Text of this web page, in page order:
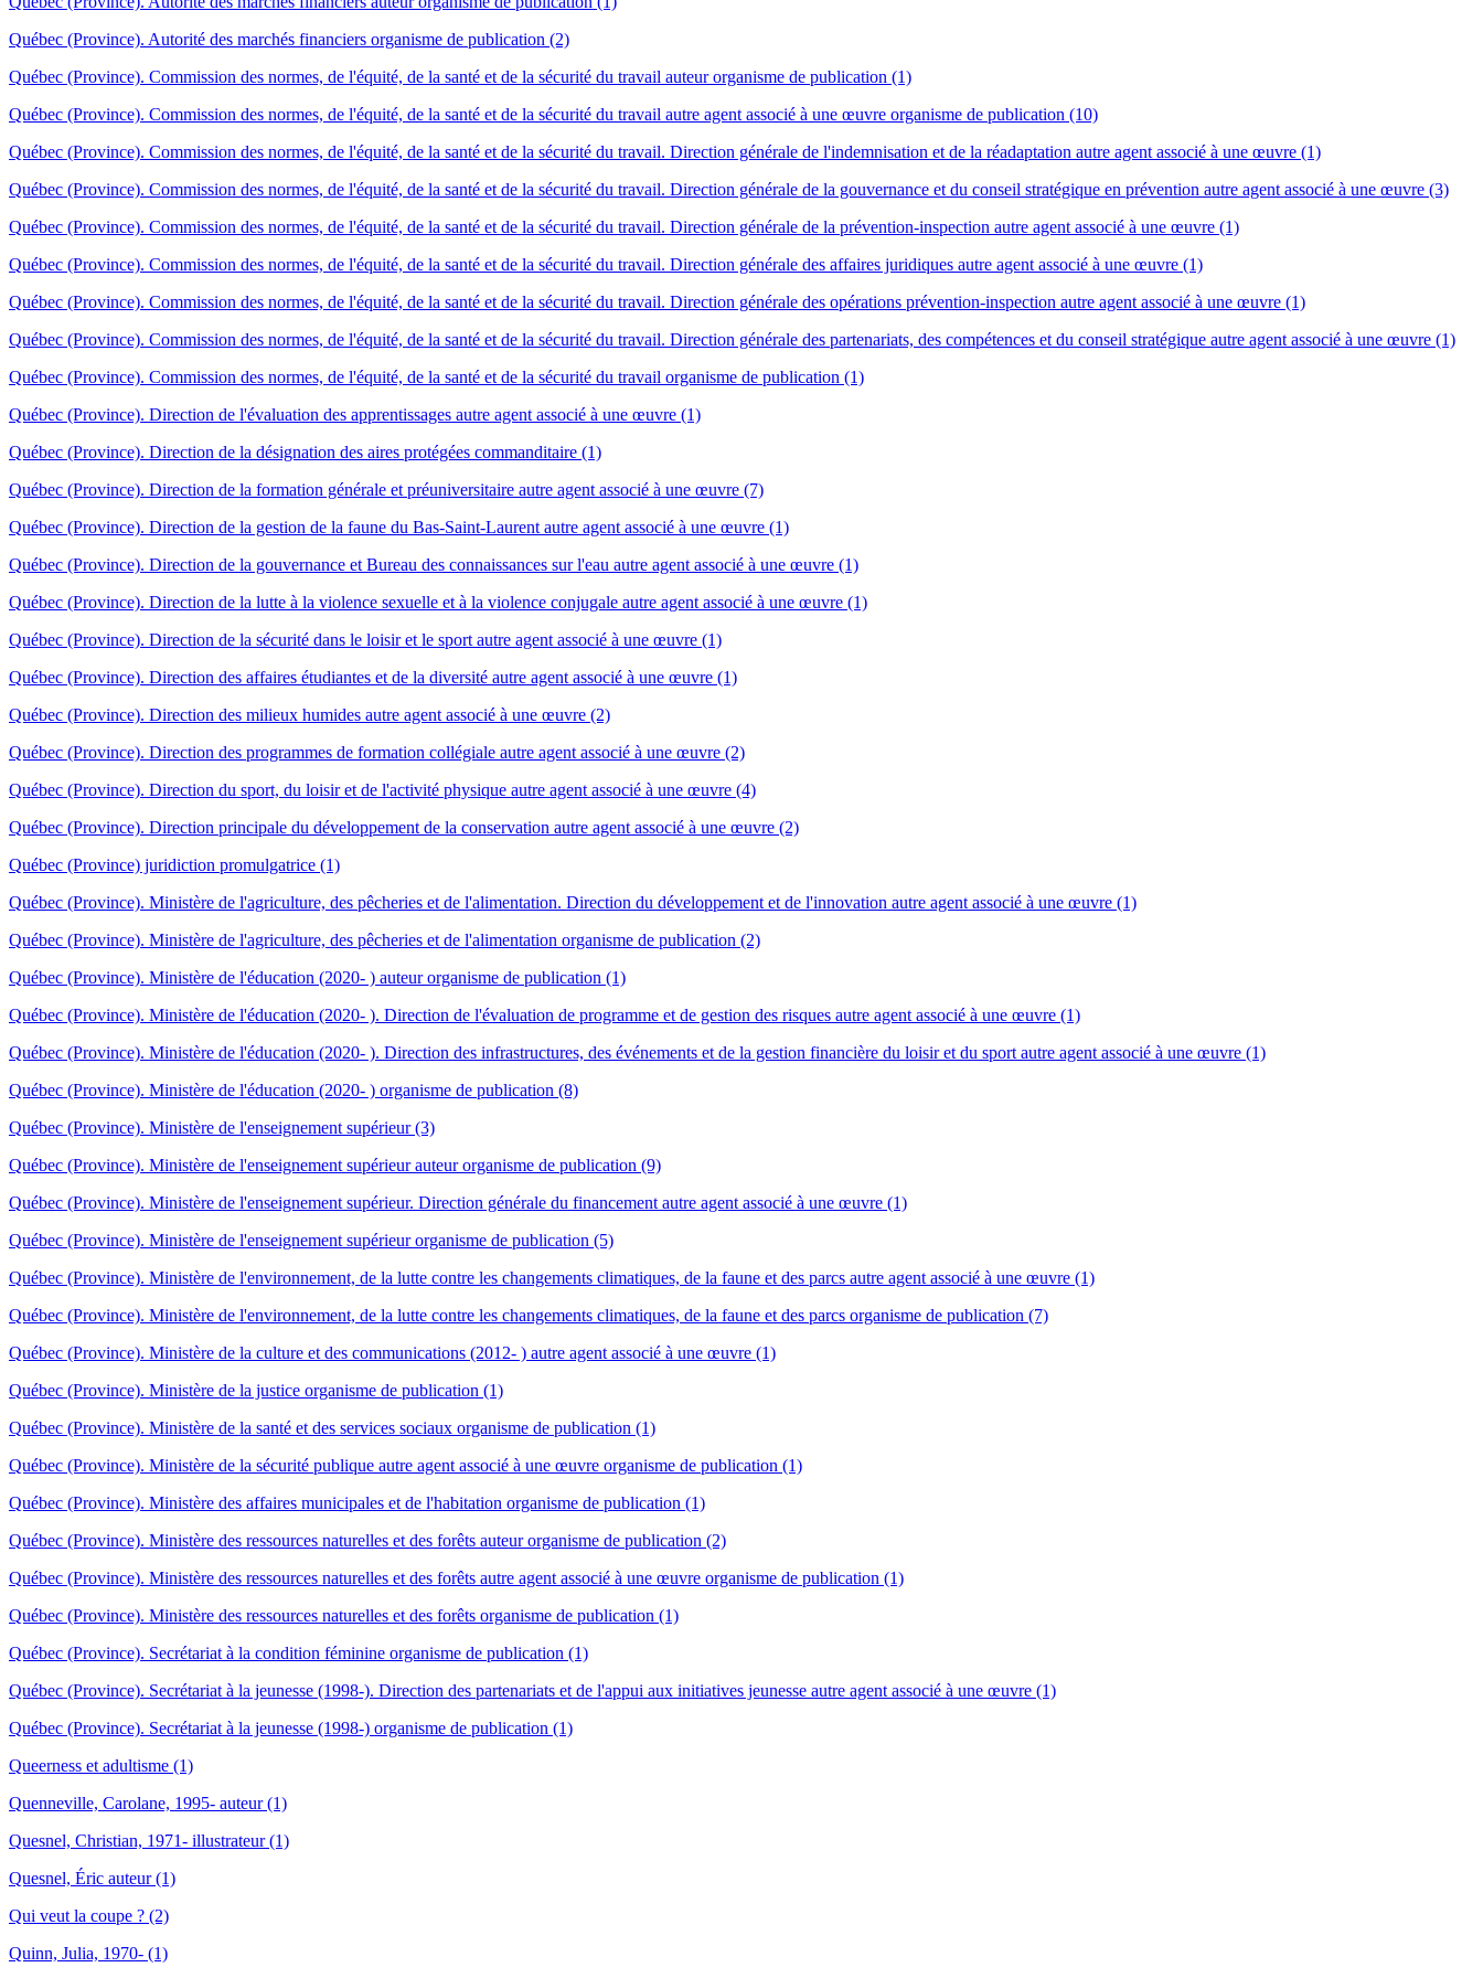
Québec (Province). Autorité des marchés financiers organisme de publication (2)
Québec (Province). Commission des normes, de l'équité, de la santé et de la sécurité du travail auteur organisme de publication (1)
Québec (Province). Commission des normes, de l'équité, de la santé et de la sécurité du travail autre agent associé à une œuvre organisme de publication (10)
Québec (Province). Commission des normes, de l'équité, de la santé et de la sécurité du travail. Direction générale de l'indemnisation et de la réadaptation autre agent associé à une œuvre (1)
Québec (Province). Commission des normes, de l'équité, de la santé et de la sécurité du travail. Direction générale de la gouvernance et du conseil stratégique en prévention autre agent associé à une œuvre (3)
Québec (Province). Commission des normes, de l'équité, de la santé et de la sécurité du travail. Direction générale de la prévention-inspection autre agent associé à une œuvre (1)
Québec (Province). Commission des normes, de l'équité, de la santé et de la sécurité du travail. Direction générale des affaires juridiques autre agent associé à une œuvre (1)
Québec (Province). Commission des normes, de l'équité, de la santé et de la sécurité du travail. Direction générale des opérations prévention-inspection autre agent associé à une œuvre (1)
Québec (Province). Commission des normes, de l'équité, de la santé et de la sécurité du travail. Direction générale des partenariats, des compétences et du conseil stratégique autre agent associé à une œuvre (1)
Québec (Province). Commission des normes, de l'équité, de la santé et de la sécurité du travail organisme de publication (1)
Québec (Province). Direction de l'évaluation des apprentissages autre agent associé à une œuvre (1)
Québec (Province). Direction de la désignation des aires protégées commanditaire (1)
Québec (Province). Direction de la formation générale et préuniversitaire autre agent associé à une œuvre (7)
Québec (Province). Direction de la gestion de la faune du Bas-Saint-Laurent autre agent associé à une œuvre (1)
Québec (Province). Direction de la gouvernance et Bureau des connaissances sur l'eau autre agent associé à une œuvre (1)
Québec (Province). Direction de la lutte à la violence sexuelle et à la violence conjugale autre agent associé à une œuvre (1)
Québec (Province). Direction de la sécurité dans le loisir et le sport autre agent associé à une œuvre (1)
Québec (Province). Direction des affaires étudiantes et de la diversité autre agent associé à une œuvre (1)
Québec (Province). Direction des milieux humides autre agent associé à une œuvre (2)
Québec (Province). Direction des programmes de formation collégiale autre agent associé à une œuvre (2)
Québec (Province). Direction du sport, du loisir et de l'activité physique autre agent associé à une œuvre (4)
Québec (Province). Direction principale du développement de la conservation autre agent associé à une œuvre (2)
Québec (Province) juridiction promulgatrice (1)
Québec (Province). Ministère de l'agriculture, des pêcheries et de l'alimentation. Direction du développement et de l'innovation autre agent associé à une œuvre (1)
Québec (Province). Ministère de l'agriculture, des pêcheries et de l'alimentation organisme de publication (2)
Québec (Province). Ministère de l'éducation (2020- ) auteur organisme de publication (1)
Québec (Province). Ministère de l'éducation (2020- ). Direction de l'évaluation de programme et de gestion des risques autre agent associé à une œuvre (1)
Québec (Province). Ministère de l'éducation (2020- ). Direction des infrastructures, des événements et de la gestion financière du loisir et du sport autre agent associé à une œuvre (1)
Québec (Province). Ministère de l'éducation (2020- ) organisme de publication (8)
Québec (Province). Ministère de l'enseignement supérieur (3)
Québec (Province). Ministère de l'enseignement supérieur auteur organisme de publication (9)
Québec (Province). Ministère de l'enseignement supérieur. Direction générale du financement autre agent associé à une œuvre (1)
Québec (Province). Ministère de l'enseignement supérieur organisme de publication (5)
Québec (Province). Ministère de l'environnement, de la lutte contre les changements climatiques, de la faune et des parcs autre agent associé à une œuvre (1)
Québec (Province). Ministère de l'environnement, de la lutte contre les changements climatiques, de la faune et des parcs organisme de publication (7)
Québec (Province). Ministère de la culture et des communications (2012- ) autre agent associé à une œuvre (1)
Québec (Province). Ministère de la justice organisme de publication (1)
Québec (Province). Ministère de la santé et des services sociaux organisme de publication (1)
Québec (Province). Ministère de la sécurité publique autre agent associé à une œuvre organisme de publication (1)
Québec (Province). Ministère des affaires municipales et de l'habitation organisme de publication (1)
Québec (Province). Ministère des ressources naturelles et des forêts auteur organisme de publication (2)
Québec (Province). Ministère des ressources naturelles et des forêts autre agent associé à une œuvre organisme de publication (1)
Québec (Province). Ministère des ressources naturelles et des forêts organisme de publication (1)
Québec (Province). Secrétariat à la condition féminine organisme de publication (1)
Québec (Province). Secrétariat à la jeunesse (1998-). Direction des partenariats et de l'appui aux initiatives jeunesse autre agent associé à une œuvre (1)
Québec (Province). Secrétariat à la jeunesse (1998-) organisme de publication (1)
Queerness et adultisme (1)
Quenneville, Carolane, 1995- auteur (1)
Quesnel, Christian, 1971- illustrateur (1)
Quesnel, Éric auteur (1)
Qui veut la coupe ? (2)
Quinn, Julia, 1970- (1)